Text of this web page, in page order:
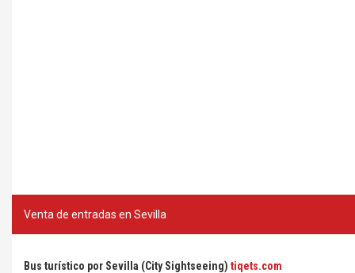
Venta de entradas en Sevilla
Bus turístico por Sevilla (City Sightseeing) tiqets.com